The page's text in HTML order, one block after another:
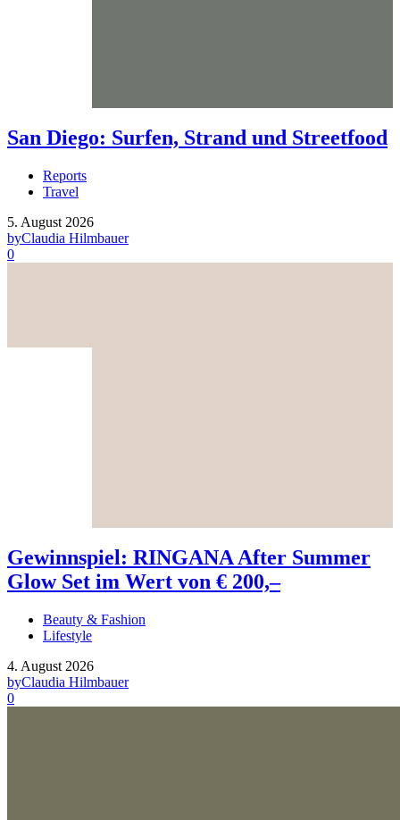
San Diego: Surfen, Strand und Streetfood
Reports
Travel
5. August 2026
byClaudia Hilmbauer
0
Gewinnspiel: RINGANA After Summer
Glow Set im Wert von € 200,–
Beauty & Fashion
Lifestyle
4. August 2026
byClaudia Hilmbauer
0